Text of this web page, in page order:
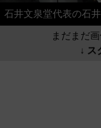
石井文泉堂代表の石
まだまだ
↓ ス